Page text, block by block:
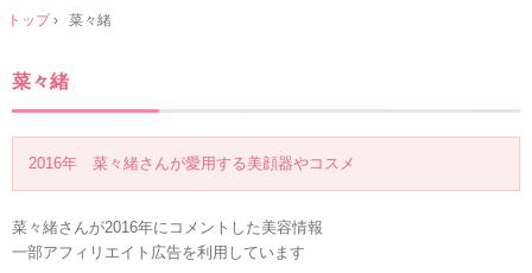
トップ› 菜々緒
菜々緒
2016年 菜々緒さんが愛用する美顔器やコスメ
菜々緒さんが2016年にコメントした美容情報
一部アフィリエイト広告を利用しています